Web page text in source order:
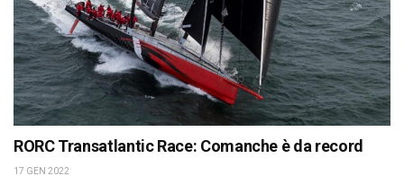
RORC Transatlantic Race: Comanche è da record
17 GEN 2022